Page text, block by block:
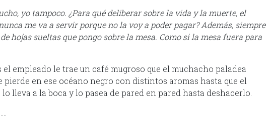
yo tampoco. ¿Para qué deliberar sobre la vida y la muerte, el
me va a servir porque no la voy a poder pagar? Además, siempre
hojas sueltas que pongo sobre la mesa. Como si la mesa fuera para
el empleado le trae un café mugroso que el muchacho paladea
pierde en ese océano negro con distintos aromas hasta que el
lleva a la boca y lo pasea de pared en pared hasta deshacerlo.